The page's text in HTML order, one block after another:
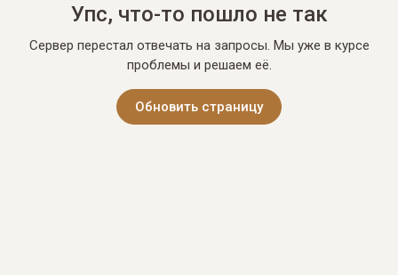
Упс, что-то пошло не так
Сервер перестал отвечать на запросы. Мы уже в курсе
проблемы и решаем её.
Обновить страницу